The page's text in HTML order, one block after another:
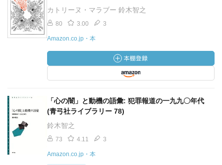
カトリーヌ・マラブー 鈴木智之
80 3.00 3
Amazon.co.jp・本
「心の闇」と動機の語彙: 犯罪報道の一九九〇年代
(青弓社ライブラリー 78)
鈴木智之
73 4.11 3
Amazon.co.jp・本